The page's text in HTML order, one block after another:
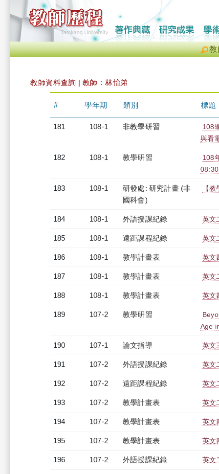
教
教師資料查詢 | 教師：林怡弟
# 學年期 類別 標題
181 108-1 非教學研習
108
與看
182 108-1 教學研習
108
183 108-1
研發處: 研究計畫 (非
國科會)
【
184 108-1 外語授課紀錄 英文
185 108-1 遠距課程紀錄 英文
186 108-1 教學計畫表 英文
187 108-1 教學計畫表 英文
188 108-1 教學計畫表 英文
189 107-2 教學研習
Age
190 107-1 論文指導 英文
191 107-2 外語授課紀錄 英文
192 107-2 遠距課程紀錄 英文
193 107-2 教學計畫表 英文
194 107-2 教學計畫表 英文
195 107-2 教學計畫表 英文
196 107-2 外語授課紀錄 英文